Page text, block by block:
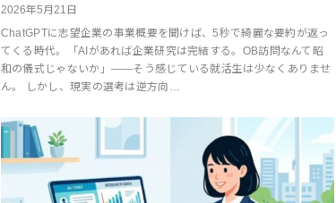
2026年5月21日
ChatGPTに志望企業の事業概要を聞けば、5秒で綺麗な要約が返っ
てくる時代。「AIがあれば企業研究は完結する。OB訪問なんて昭
和の儀式じゃないか」——そう感じている就活生は少なくありませ
ん。 しかし、現実の選考は逆方向…